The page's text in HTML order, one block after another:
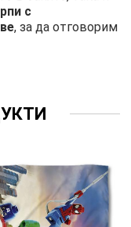
с
, за да отговорим